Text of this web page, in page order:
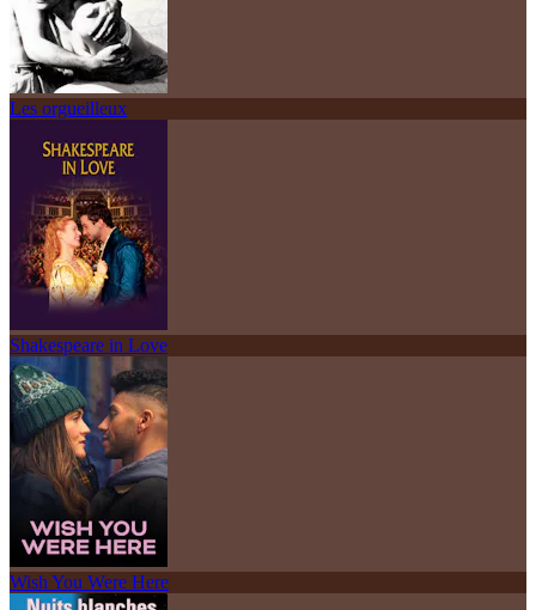
Les orgueilleux
Shakespeare in Love
Wish You Were Here